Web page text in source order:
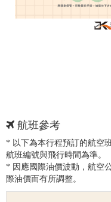
航班參考
* 以下為本行程預訂的航空
航班編號與飛行時間為準。
* 因應國際油價波動，航空
際油價而有所調整。